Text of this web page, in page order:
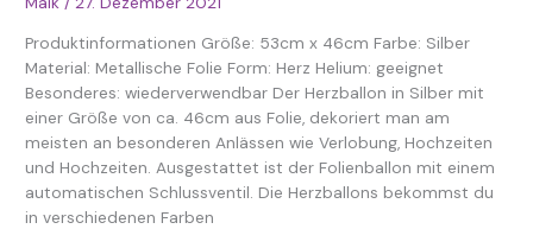
Produktinformationen Größe: 53cm x 46cm Farbe: Silber
Material: Metallische Folie Form: Herz Helium: geeignet
Besonderes: wiederverwendbar Der Herzballon in Silber mit
einer Größe von ca. 46cm aus Folie, dekoriert man am
meisten an besonderen Anlässen wie Verlobung, Hochzeiten
und Hochzeiten. Ausgestattet ist der Folienballon mit einem
automatischen Schlussventil. Die Herzballons bekommst du
in verschiedenen Farben